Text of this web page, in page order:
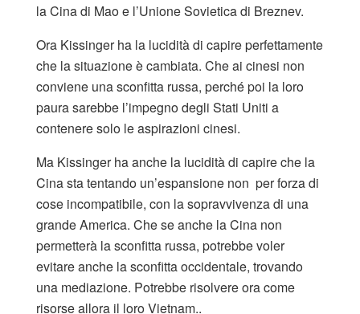
la Cina di Mao e l’Unione Sovietica di Breznev.
Ora Kissinger ha la lucidità di capire perfettamente
che la situazione è cambiata. Che ai cinesi non
conviene una sconfitta russa, perché poi la loro
paura sarebbe l’impegno degli Stati Uniti a
contenere solo le aspirazioni cinesi.
Ma Kissinger ha anche la lucidità di capire che la
Cina sta tentando un’espansione non per forza di
cose incompatibile, con la sopravvivenza di una
grande America. Che se anche la Cina non
permetterà la sconfitta russa, potrebbe voler
evitare anche la sconfitta occidentale, trovando
una mediazione. Potrebbe risolvere ora come
risorse allora il loro Vietnam..